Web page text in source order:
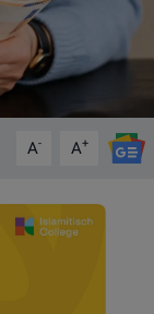
A- A+